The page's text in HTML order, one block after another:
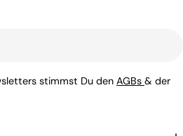
stimmst Du den AGBs & der